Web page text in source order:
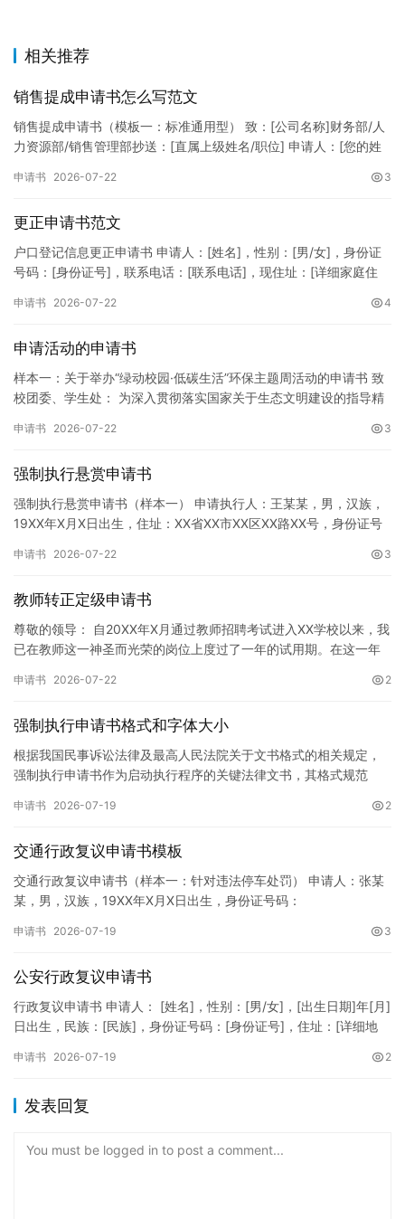
相关推荐
销售提成申请书怎么写范文
销售提成申请书（模板一：标准通用型） 致：[公司名称]财务部/人
力资源部/销售管理部抄送：[直属上级姓名/职位] 申请人：[您的姓
申请书 2026-07-22 3
更正申请书范文
户口登记信息更正申请书 申请人：[姓名]，性别：[男/女]，身份证
号码：[身份证号]，联系电话：[联系电话]，现住址：[详细家庭住
申请书 2026-07-22 4
申请活动的申请书
样本一：关于举办“绿动校园·低碳生活”环保主题周活动的申请书 致
校团委、学生处： 为深入贯彻落实国家关于生态文明建设的指导精
申请书 2026-07-22 3
强制执行悬赏申请书
强制执行悬赏申请书（样本一） 申请执行人：王某某，男，汉族，
19XX年X月X日出生，住址：XX省XX市XX区XX路XX号，身份证号
申请书 2026-07-22 3
教师转正定级申请书
尊敬的领导： 自20XX年X月通过教师招聘考试进入XX学校以来，我
已在教师这一神圣而光荣的岗位上度过了一年的试用期。在这一年
申请书 2026-07-22 2
强制执行申请书格式和字体大小
根据我国民事诉讼法律及最高人民法院关于文书格式的相关规定，
强制执行申请书作为启动执行程序的关键法律文书，其格式规范
纸张与…
申请书 2026-07-19 2
交通行政复议申请书模板
交通行政复议申请书（样本一：针对违法停车处罚） 申请人：张某
某，男，汉族，19XX年X月X日出生，身份证号码：
申请书 2026-07-19 3
公安行政复议申请书
行政复议申请书 申请人： [姓名]，性别：[男/女]，[出生日期]年[月]
日出生，民族：[民族]，身份证号码：[身份证号]，住址：[详细地
申请书 2026-07-19 2
发表回复
You must be logged in to post a comment...